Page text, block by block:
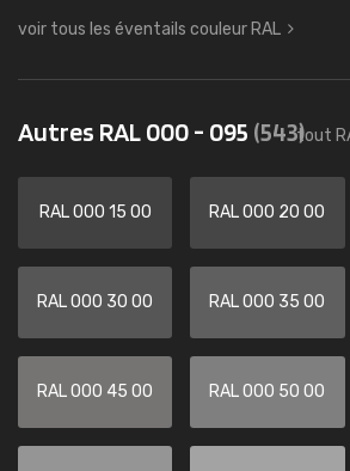
voir tous les éventails couleur RAL
Autres RAL 000 - 095 (543)tout
RAL 000 15 00 RAL 000 20 00
RAL 000 30 00 RAL 000 35 00
RAL 000 45 00 RAL 000 50 00